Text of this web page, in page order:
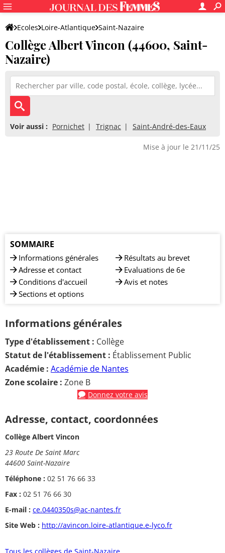
Ecoles Loire-Atlantique Saint-Nazaire
Collège Albert Vincon
Collège Albert Vincon (44600, Saint-
Nazaire)
Voir aussi : Pornichet Trignac Saint-André-des-Eaux
Mise à jour le 21/11/25
SOMMAIRE
Informations générales
Adresse et contact
Conditions d'accueil
Sections et options
Résultats au brevet
Evaluations de 6e
Avis et notes
Informations générales
Type d'établissement : Collège
Statut de l'établissement : Établissement Public
Académie : Académie de Nantes
Zone scolaire : Zone B
Donnez votre avis
Adresse, contact, coordonnées
Collège Albert Vincon
23 Route De Saint Marc
44600 Saint-Nazaire
Téléphone : 02 51 76 66 33
Fax : 02 51 76 66 30
E-mail : ce.0440350s@ac-nantes.fr
Site Web : http://avincon.loire-atlantique.e-lyco.fr
Tous les collèges de Saint-Nazaire